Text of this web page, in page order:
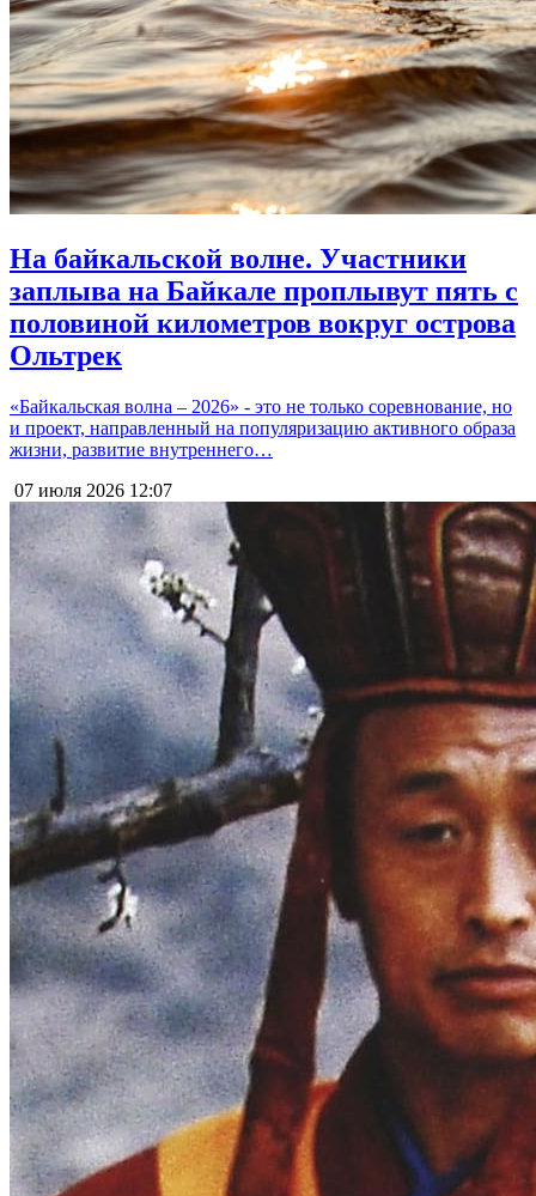
На байкальской волне. Участники
заплыва на Байкале проплывут пять с
половиной километров вокруг острова
Ольтрек
«Байкальская волна – 2026» - это не только соревнование, но
и проект, направленный на популяризацию активного образа
жизни, развитие внутреннего…
07 июля 2026 12:07